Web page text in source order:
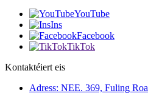
YouTube
Ins
Facebook
TikTok
Kontaktéiert eis
Adress: NEE. 369, Fuling